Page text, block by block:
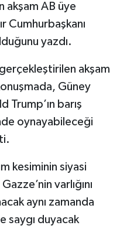
akşam AB üye
Cumhurbaşkanı
yazdı.
akşam
Güney
Trump’ın barış
oynayabileceği
kesiminin siyasi
varlığını
aynı zamanda
saygı duyacak